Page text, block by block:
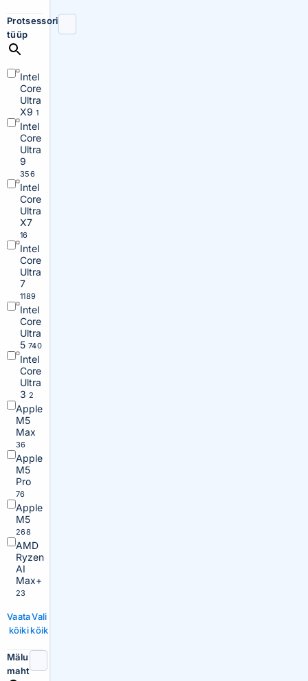
Protsessori
tüüp
Intel
Core
Ultra
X91
Intel
Core
Ultra
9
356
Intel
Core
Ultra
X7
16
Intel
Core
Ultra
7
1189
Intel
Core
Ultra
5 740
Intel
Core
Ultra
3 2
Apple
M5
Max
36
Apple
M5
Pro
76
Apple
M5
268
AMD
Ryzen
AI
Max+
23
Vaata
kõiki
Vali
kõik
Mälu
maht